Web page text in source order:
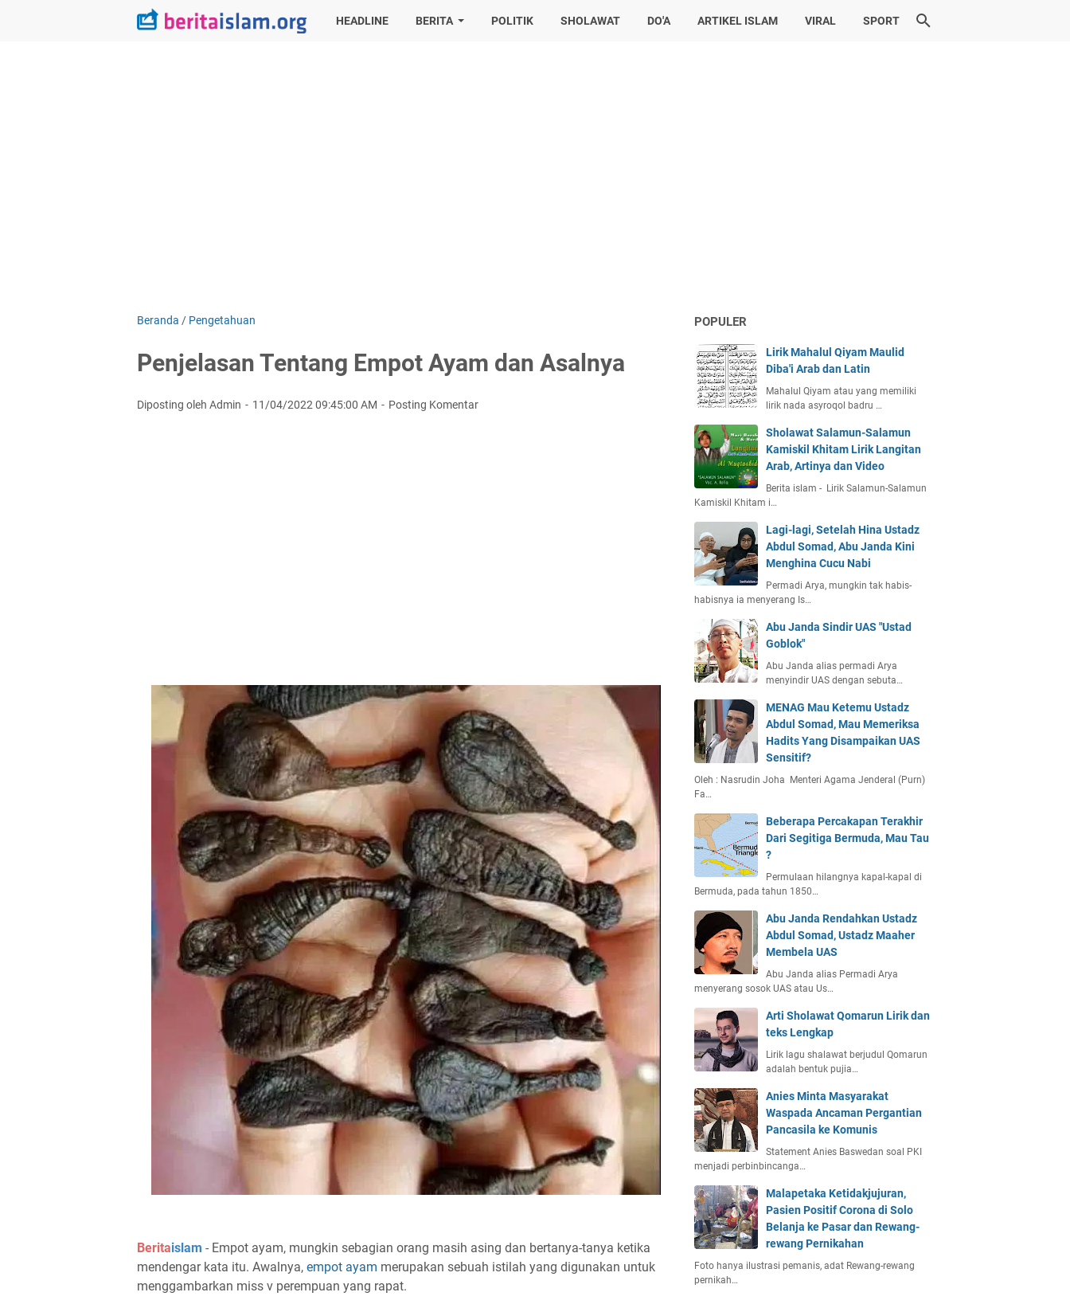
HEADLINE BERITA POLITIK SHOLAWAT DO'A ARTIKEL ISLAM VIRAL SPORT
Beranda / Pengetahuan
Penjelasan Tentang Empot Ayam dan Asalnya
Diposting oleh Admin 11/04/2022 09:45:00 AM Posting Komentar
Beritaislam - Empot ayam, mungkin sebagian orang masih asing dan bertanya-tanya ketika
mendengar kata itu. Awalnya, empot ayam merupakan sebuah istilah yang digunakan untuk
menggambarkan miss v perempuan yang rapat.
POPULER
Lirik Mahalul Qiyam Maulid
Diba'i Arab dan Latin
Mahalul Qiyam atau yang memiliki
lirik nada asyroqol badru …
Sholawat Salamun-Salamun
Kamiskil Khitam Lirik Langitan
Arab, Artinya dan Video
Berita islam - Lirik Salamun-Salamun
Kamiskil Khitam i…
Lagi-lagi, Setelah Hina Ustadz
Abdul Somad, Abu Janda Kini
Menghina Cucu Nabi
Permadi Arya, mungkin tak habis-
habisnya ia menyerang Is…
Abu Janda Sindir UAS "Ustad
Goblok"
Abu Janda alias permadi Arya
menyindir UAS dengan sebuta…
MENAG Mau Ketemu Ustadz
Abdul Somad, Mau Memeriksa
Hadits Yang Disampaikan UAS
Sensitif?
Oleh : Nasrudin Joha Menteri Agama Jenderal (Purn)
Fa…
Beberapa Percakapan Terakhir
Dari Segitiga Bermuda, Mau Tau
?
Permulaan hilangnya kapal-kapal di
Bermuda, pada tahun 1850…
Abu Janda Rendahkan Ustadz
Abdul Somad, Ustadz Maaher
Membela UAS
Abu Janda alias Permadi Arya
menyerang sosok UAS atau Us…
Arti Sholawat Qomarun Lirik dan
teks Lengkap
Lirik lagu shalawat berjudul Qomarun
adalah bentuk pujia…
Anies Minta Masyarakat
Waspada Ancaman Pergantian
Pancasila ke Komunis
Statement Anies Baswedan soal PKI
menjadi perbinbincanga…
Malapetaka Ketidakjujuran,
Pasien Positif Corona di Solo
Belanja ke Pasar dan Rewang-
rewang Pernikahan
Foto hanya ilustrasi pemanis, adat Rewang-rewang
pernikah…